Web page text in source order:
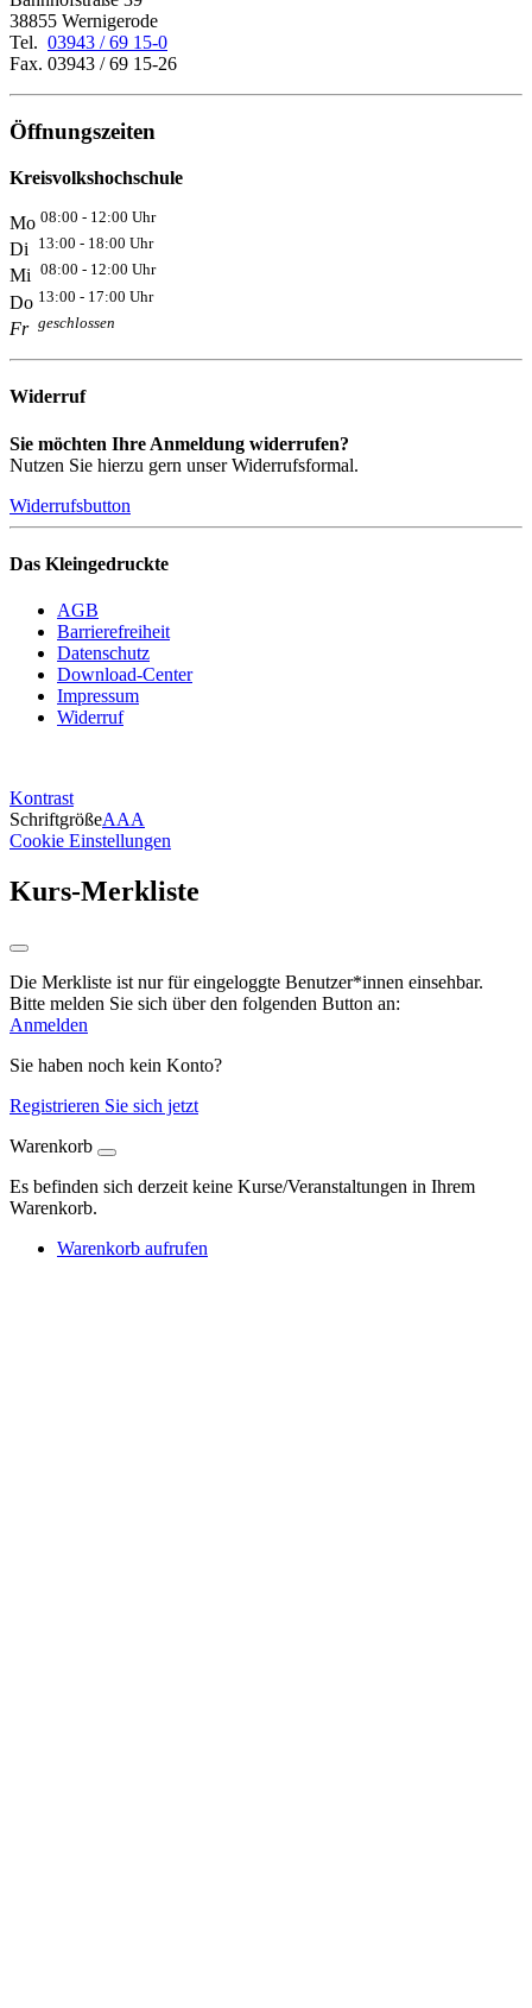
38855 Wernigerode
Tel. 03943 / 69 15-0
Fax. 03943 / 69 15-26
Öffnungszeiten
Kreisvolkshochschule
Mo 08:00 - 12:00 Uhr
Di 13:00 - 18:00 Uhr
Mi 08:00 - 12:00 Uhr
Do 13:00 - 17:00 Uhr
Fr geschlossen
Widerruf
Sie möchten Ihre Anmeldung widerrufen?
Nutzen Sie hierzu gern unser Widerrufsformal.
Widerrufsbutton
Das Kleingedruckte
AGB
Barrierefreiheit
Datenschutz
Download-Center
Impressum
Widerruf
Kontrast
SchriftgrößeAAA
Cookie Einstellungen
Kurs-Merkliste
Die Merkliste ist nur für eingeloggte Benutzer*innen einsehbar.
Bitte melden Sie sich über den folgenden Button an:
Anmelden
Sie haben noch kein Konto?
Registrieren Sie sich jetzt
Warenkorb
Es befinden sich derzeit keine Kurse/Veranstaltungen in Ihrem
Warenkorb.
Warenkorb aufrufen